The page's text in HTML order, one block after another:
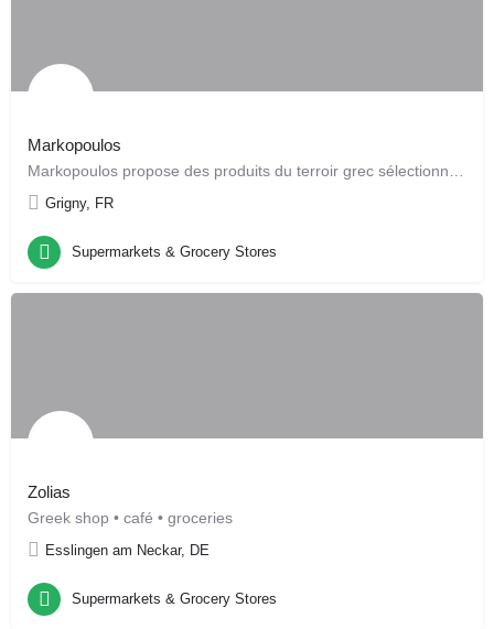
Markopoulos
Grigny, FR
Supermarkets & Grocery Stores
Zolias
Greek shop • café • groceries
Esslingen am Neckar, DE
Supermarkets & Grocery Stores